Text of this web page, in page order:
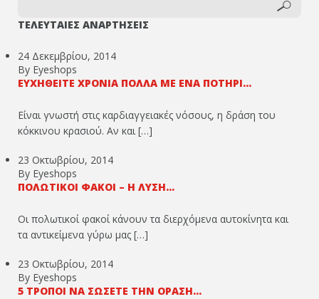
ΤΕΛΕΥΤΑΙΕΣ ΑΝΑΡΤΗΣΕΙΣ
24 Δεκεμβρίου, 2014
By Eyeshops
ΕΥΧΗΘΕΊΤΕ ΧΡΌΝΙΑ ΠΟΛΛΆ ΜΕ ΈΝΑ ΠΟΤΉΡΙ...
Είναι γνωστή στις καρδιαγγειακές νόσους, η δράση του
κόκκινου κρασιού. Αν και […]
23 Οκτωβρίου, 2014
By Eyeshops
ΠΟΛΩΤΙΚΟΊ ΦΑΚΟΊ – Η ΛΎΣΗ...
Οι πολωτικοί φακοί κάνουν τα διερχόμενα αυτοκίνητα και
τα αντικείμενα γύρω μας […]
23 Οκτωβρίου, 2014
By Eyeshops
5 ΤΡΌΠΟΙ ΝΑ ΣΏΣΕΤΕ ΤΗΝ ΌΡΑΣΉ...